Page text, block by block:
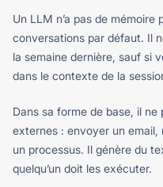
Un LLM n’a pas de
conversations par défaut. Il
la semaine dernière, sauf si
dans le contexte de la
Dans sa forme de base, il
externes : envoyer un
un processus. Il génère du
quelqu’un doit les exécuter.